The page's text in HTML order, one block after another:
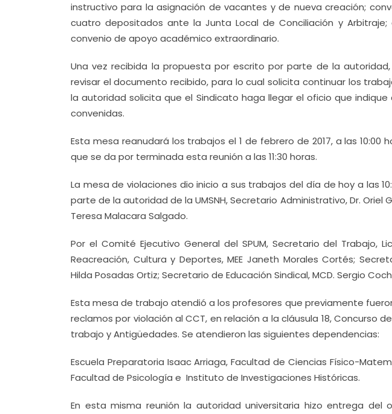
instructivo para la asignación de vacantes y de nueva creación;
cuatro depositados ante la Junta Local de Conciliación y
convenio de apoyo académico extraordinario.
Una vez recibida la propuesta por escrito por parte de la
revisar el documento recibido, para lo cual solicita continuar los
la autoridad solicita que el Sindicato haga llegar el oficio que
convenidas.
Esta mesa reanudará los trabajos el 1 de febrero de 2017, a las 10:00
que se da por terminada esta reunión a las 11:30 horas.
La mesa de violaciones dio inicio a sus trabajos del día de hoy a las
parte de la autoridad de la UMSNH, Secretario Administrativo, Dr. Oriel
Teresa Malacara Salgado.
Por el Comité Ejecutivo General del SPUM, Secretario del Trabajo,
Reacreación, Cultura y Deportes, MEE Janeth Morales Cortés;
Hilda Posadas Ortiz; Secretario de Educación Sindical, MCD. Sergio
Esta mesa de trabajo atendió a los profesores que previamente
reclamos por violación al CCT, en relación a la cláusula 18, Concurso
trabajo y Antigüedades. Se atendieron las siguientes dependencias:
Escuela Preparatoria Isaac Arriaga, Facultad de Ciencias Físico-
Facultad de Psicología e Instituto de Investigaciones Históricas.
En esta misma reunión la autoridad universitaria hizo entrega del